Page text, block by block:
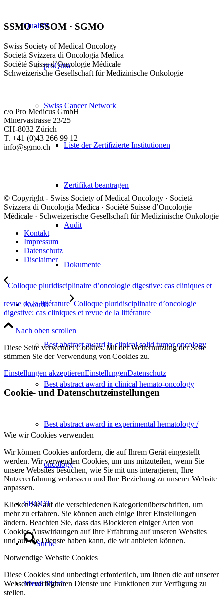
Qualität
proQura
Swiss Cancer Network
Liste der Zertifizierte Institutionen
Zertifikat beantragen
Audit
Dokumente
Awards
Best abstract award in clinical solid tumor oncology
Best abstract award in clinical hemato-oncology
Best abstract award in experimental hematology /
oncology
SHOOT
Suche
Menü Menü
SSMO · SSOM · SGMO
Swiss Society of Medical Oncology
Società Svizzera di Oncologia Medica
Société Suisse d’Oncologie Médicale
Schweizerische Gesellschaft für Medizinische Onkologie
c/o Pro Medicus GmbH
Minervastrasse 23/25
CH-8032 Zürich
T. +41 (0)43 266 99 12
info@sgmo.ch
© Copyright - Swiss Society of Medical Oncology · Società
Svizzera di Oncologia Medica · Société Suisse d’Oncologie
Médicale · Schweizerische Gesellschaft für Medizinische Onkologie
Kontakt
Impressum
Datenschutz
Disclaimer
Colloque pluridisciplinaire d’oncologie digestive: cas cliniques et
revue de la littérature Colloque pluridisciplinaire d’oncologie
digestive: cas cliniques et revue de la littérature
Nach oben scrollen
Diese Seite verwendet Cookies. Mit der Weiternutzung der Seite
stimmen Sie der Verwendung von Cookies zu.
Einstellungen akzeptierenEinstellungenDatenschutz
Cookie- und Datenschutzeinstellungen
Wie wir Cookies verwenden
Wir können Cookies anfordern, die auf Ihrem Gerät eingestellt
werden. Wir verwenden Cookies, um uns mitzuteilen, wenn Sie
unsere Websites besuchen, wie Sie mit uns interagieren, Ihre
Nutzererfahrung verbessern und Ihre Beziehung zu unserer Website
anpassen.
Klicken Sie auf die verschiedenen Kategorienüberschriften, um
mehr zu erfahren. Sie können auch einige Ihrer Einstellungen
ändern. Beachten Sie, dass das Blockieren einiger Arten von
Cookies Auswirkungen auf Ihre Erfahrung auf unseren Websites
und auf die Dienste haben kann, die wir anbieten können.
Notwendige Website Cookies
Diese Cookies sind unbedingt erforderlich, um Ihnen die auf unserer
Webseite verfügbaren Dienste und Funktionen zur Verfügung zu
stellen.